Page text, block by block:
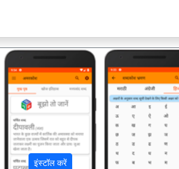
इंस्टॉल करें